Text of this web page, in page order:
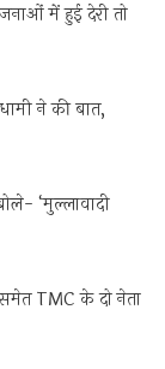
में हुई देरी तो
ने की बात,
‘मुल्लावादी
समेत TMC के दो नेता